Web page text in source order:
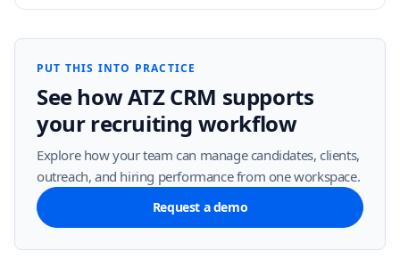
PUT THIS INTO PRACTICE
See how ATZ CRM supports
your recruiting workflow
Explore how your team can manage candidates, clients,
outreach, and hiring performance from one workspace.
Request a demo